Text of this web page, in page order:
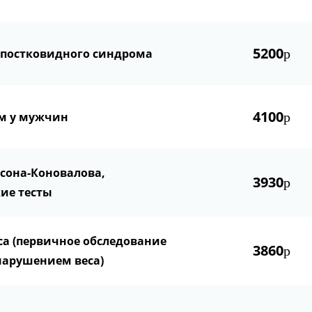
синдрома 5200р
у мужчин 4100р
Коновалова,
тесты
3930р
(первичное обследование
веса)
3860р